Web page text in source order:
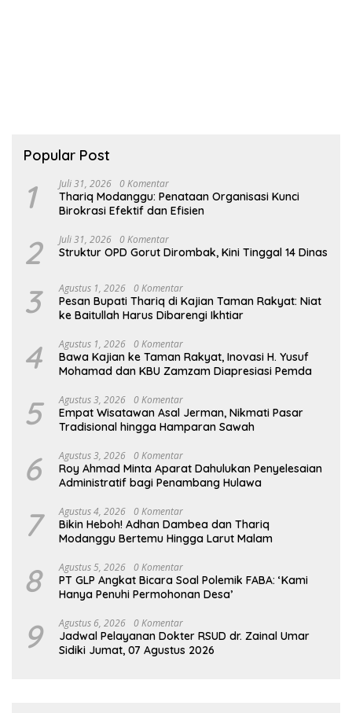
Popular Post
1 Juli 31, 2026 0 Komentar
Thariq Modanggu: Penataan Organisasi Kunci
Birokrasi Efektif dan Efisien
2 Juli 31, 2026 0 Komentar
Struktur OPD Gorut Dirombak, Kini Tinggal 14 Dinas
3 Agustus 1, 2026 0 Komentar
Pesan Bupati Thariq di Kajian Taman Rakyat: Niat
ke Baitullah Harus Dibarengi Ikhtiar
4 Agustus 1, 2026 0 Komentar
Bawa Kajian ke Taman Rakyat, Inovasi H. Yusuf
Mohamad dan KBU Zamzam Diapresiasi Pemda
5 Agustus 3, 2026 0 Komentar
Empat Wisatawan Asal Jerman, Nikmati Pasar
Tradisional hingga Hamparan Sawah
6 Agustus 3, 2026 0 Komentar
Roy Ahmad Minta Aparat Dahulukan Penyelesaian
Administratif bagi Penambang Hulawa
7 Agustus 4, 2026 0 Komentar
Bikin Heboh! Adhan Dambea dan Thariq
Modanggu Bertemu Hingga Larut Malam
8 Agustus 5, 2026 0 Komentar
PT GLP Angkat Bicara Soal Polemik FABA: ‘Kami
Hanya Penuhi Permohonan Desa’
9 Agustus 6, 2026 0 Komentar
Jadwal Pelayanan Dokter RSUD dr. Zainal Umar
Sidiki Jumat, 07 Agustus 2026